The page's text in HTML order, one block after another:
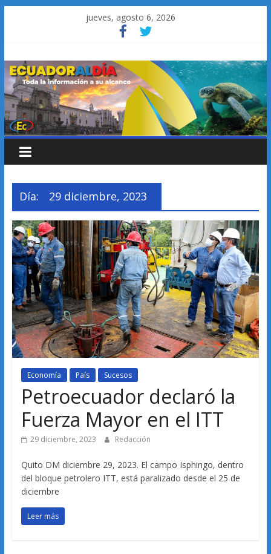
jueves, agosto 6, 2026
Día: 29 diciembre, 2023
Economía País Sucesos
Petroecuador declaró la
Fuerza Mayor en el ITT
29 diciembre, 2023 Redacción
Quito DM diciembre 29, 2023. El campo Isphingo, dentro
del bloque petrolero ITT, está paralizado desde el 25 de
diciembre
Leer más